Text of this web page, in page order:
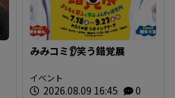
みみコミ👂笑う錯覚展
イベント
2026.08.09 16:45 0